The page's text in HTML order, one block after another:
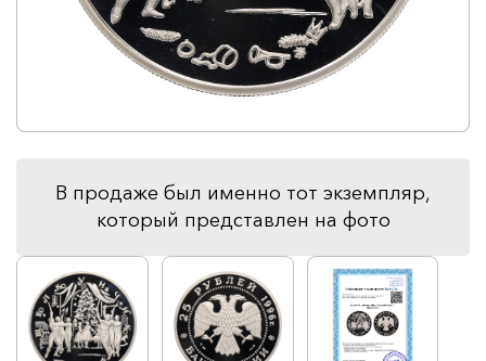
В продаже был именно тот экземпляр,
который представлен на фото